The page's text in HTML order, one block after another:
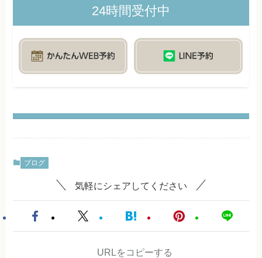
24時間受付中
ブログ
気軽にシェアしてください
URLをコピーする